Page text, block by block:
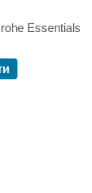
Essentials